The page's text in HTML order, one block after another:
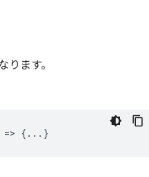
ります。
=> {...}